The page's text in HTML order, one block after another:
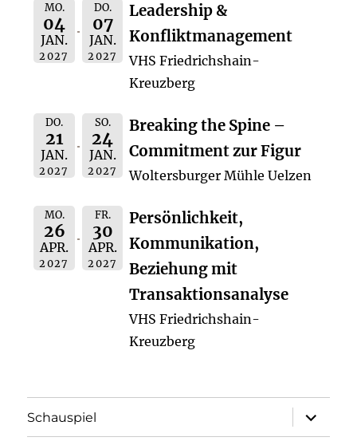
MO.
04
JAN.
2027
DO.
07
JAN.
2027
Leadership &
Konfliktmanagement
VHS Friedrichshain-
Kreuzberg
DO.
21
JAN.
2027
SO.
24
JAN.
2027
Breaking the Spine –
Commitment zur Figur
Woltersburger Mühle Uelzen
MO.
26
APR.
2027
FR.
30
APR.
2027
Persönlichkeit,
Kommunikation,
Beziehung mit
Transaktionsanalyse
VHS Friedrichshain-
Kreuzberg
Schauspiel
öffnen